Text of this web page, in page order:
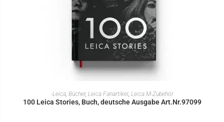
WEITERLESEN
-Leica, Bücher, Leica Fanartikel, Leica M-Zubehör
100 Leica Stories, Buch, deutsche Ausgabe Art.Nr.97099